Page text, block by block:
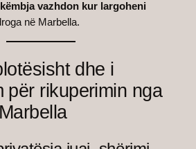
vazhdon kur largoheni
në Marbella.
dhe i
për rikuperimin nga